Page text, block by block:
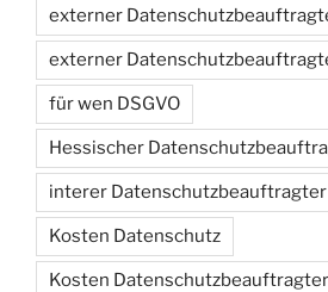
externer
externer
für wen DSGVO
Hessischer
interer Datenschutzbeauftragter
Kosten Datenschutz
Kosten Datenschutzbeauftragter